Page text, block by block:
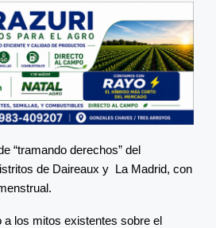
“tramando derechos” del
de Daireaux y La Madrid, con
a los mitos existentes sobre el